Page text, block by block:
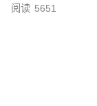
阅读 5651